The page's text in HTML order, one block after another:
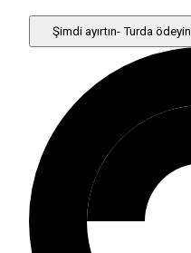
Şimdi ayırtın- Turda ödeyin